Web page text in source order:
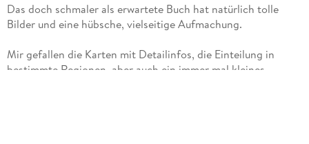
Das doch schmaler als erwartete Buch hat natürlich tolle
Bilder und eine hübsche, vielseitige Aufmachung.
Mir gefallen die Karten mit Detailinfos, die Einteilung in
bestimmte Regionen, aber auch ein immer mal kleines